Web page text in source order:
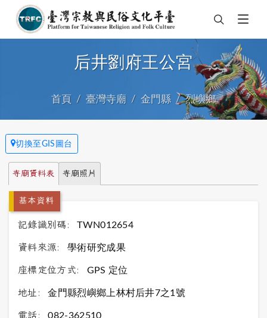
后井劉府王公宮
首頁 臺灣寺廟 金門縣 烈嶼鄉
切換至GIS圖台
寺廟資料表 寺廟照片
基本資料
記錄識別碼: TWN012654
資料來源: 學術研究成果
座標定位方式: GPS 定位
地址: 金門縣烈嶼鄉上林村后井7之1號
電話: 082-362510